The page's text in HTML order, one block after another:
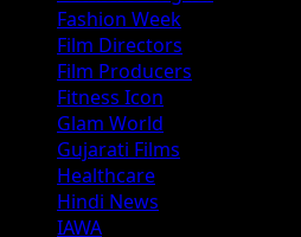
Fashion Week
Film Directors
Film Producers
Fitness Icon
Glam World
Gujarati Films
Healthcare
Hindi News
IAWA